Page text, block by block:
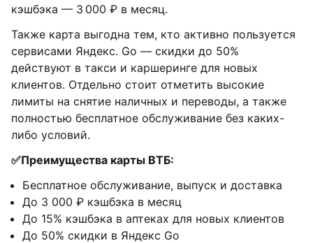
кэшбэка — 3 000 ₽ в месяц.
Также карта выгодна тем, кто активно пользуется
сервисами Яндекс. Go — скидки до 50%
действуют в такси и каршеринге для новых
клиентов. Отдельно стоит отметить высокие
лимиты на снятие наличных и переводы, а также
полностью бесплатное обслуживание без каких-
либо условий.
✅Преимущества карты ВТБ:
Бесплатное обслуживание, выпуск и доставка
До 3 000 ₽ кэшбэка в месяц
До 15% кэшбэка в аптеках для новых клиентов
До 50% скидки в Яндекс Go